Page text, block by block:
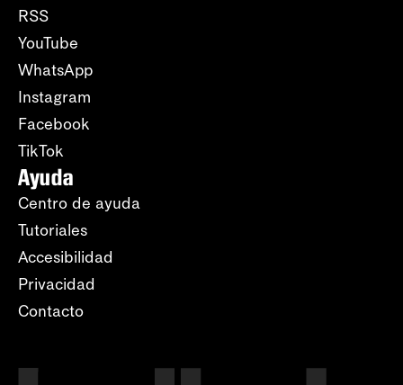
RSS
YouTube
WhatsApp
Instagram
Facebook
TikTok
Ayuda
Centro de ayuda
Tutoriales
Accesibilidad
Privacidad
Contacto